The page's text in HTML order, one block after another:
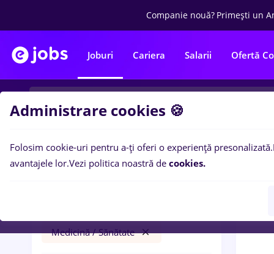
Companie nouă? Primești un
Joburi Cariera Salarii Ofertă
Filtre
Medicină / Sănătate
0
Administrare cookies 🍪
Folosim cookie-uri pentru a-ți oferi o experiență presonalizată.
avantajele lor.Vezi politica noastră de cookies.